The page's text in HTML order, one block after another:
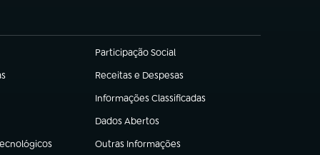
Participação Social
(abre em nova aba)
Receitas e Despesas
(abre em nova aba)
Informações Classificadas
(abre em nova aba)
Dados Abertos
(abre em nova aba)
Outras Informações
(abre em nova aba)